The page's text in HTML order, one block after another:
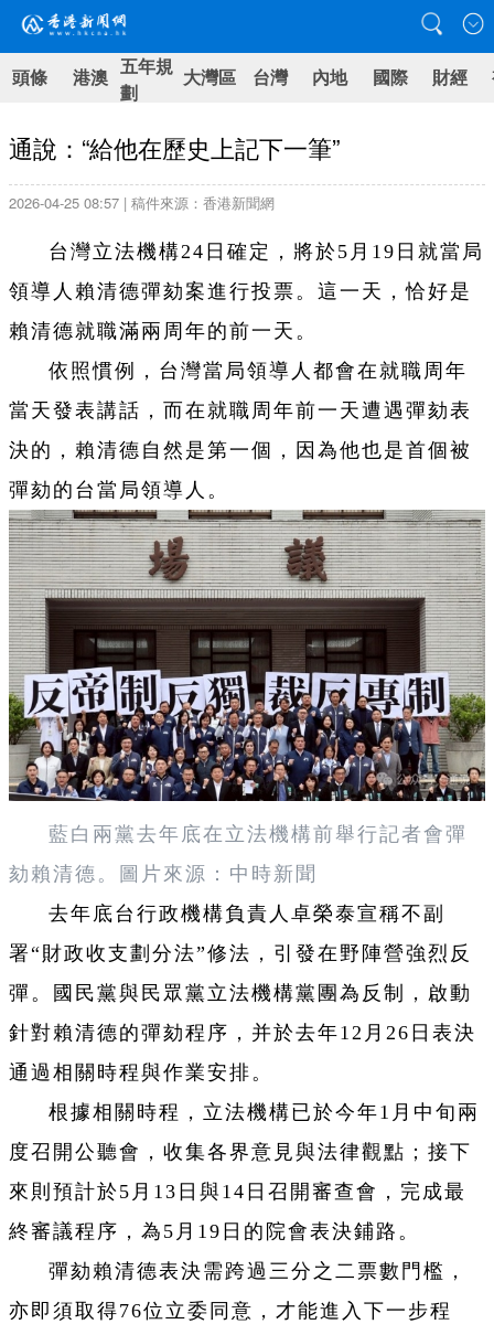
頭條 港澳 五年規
劃
大灣區 台灣 內地 國際 財經
通說：“給他在歷史上記下一筆”
2026-04-25 08:57 | 稿件來源：香港新聞網
台灣立法機構24日確定，將於5月19日就當局
領導人賴清德彈劾案進行投票。這一天，恰好是
賴清德就職滿兩周年的前一天。
依照慣例，台灣當局領導人都會在就職周年
當天發表講話，而在就職周年前一天遭遇彈劾表
決的，賴清德自然是第一個，因為他也是首個被
彈劾的台當局領導人。
藍白兩黨去年底在立法機構前舉行記者會彈
劾賴清德。圖片來源：中時新聞
去年底台行政機構負責人卓榮泰宣稱不副
署“財政收支劃分法”修法，引發在野陣營強烈反
彈。國民黨與民眾黨立法機構黨團為反制，啟動
針對賴清德的彈劾程序，并於去年12月26日表決
通過相關時程與作業安排。
根據相關時程，立法機構已於今年1月中旬兩
度召開公聽會，收集各界意見與法律觀點；接下
來則預計於5月13日與14日召開審查會，完成最
終審議程序，為5月19日的院會表決鋪路。
彈劾賴清德表決需跨過三分之二票數門檻，
亦即須取得76位立委同意，才能進入下一步程